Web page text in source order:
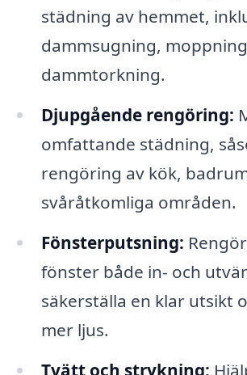
städning av hemmet,
dammsugning,
dammtorkning.
Djupgående rengöring:
omfattande städning,
rengöring av kök,
svåråtkomliga områden.
Fönsterputsning:
fönster både in- och
säkerställa en klar utsikt
mer ljus.
Tvätt och strykning: